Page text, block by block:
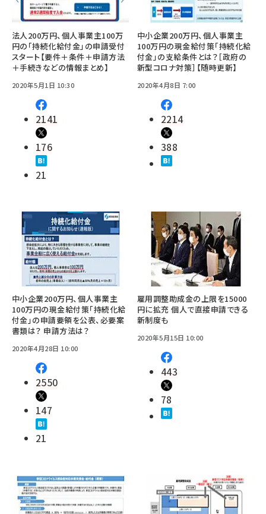
法人200万円、個人事業主100万
円の「持続化給付金」の申請受付
スタート【要件＋条件＋申請方法
＋手続きなどの情報まとめ】
2020年5月1日 10:30
2141
176
21
中小企業200万円、個人事業主
100万円の現金給付策「持続化給
付金」の支給条件とは？［政府の
新型コロナ対策］【随時更新】
2020年4月8日 7:00
2214
388
中小企業200万円、個人事業主
100万円の現金給付策「持続化給
付金」の申請要領を公表、必要案
書類は？ 申請方法は？
2020年4月28日 10:00
2550
147
21
雇用調整助成金の上限を15000
円に拡充 個人で直接申請できる
新制度も
2020年5月15日 10:00
443
78